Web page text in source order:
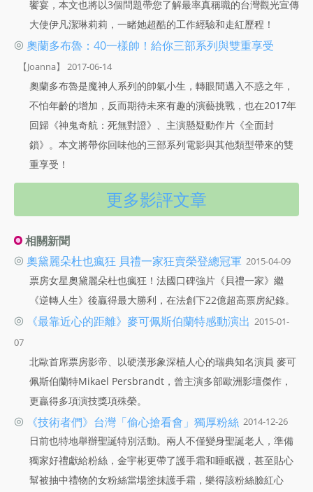
饗宴，本文也將以3個問題帶您了解最率真稱職的台灣觀光宣傳
大使伊凡潔琳莉莉，一睹她超酷的工作經驗和走紅歷程！
◎ 奧蘭多布魯：40一樣帥！給你三部系列與雙重享受
【Joanna】 2017-06-14
奧蘭多布魯是魔神人系列的帥氣小生，轉眼間邁入不惑之年，
不怕年齡的增加，反而期待未來有趣的演藝挑戰，也在2017年
回歸《神鬼奇航：死無對證》、主演懸疑動作片《全面封
鎖》。本文將帶你回味他的三部系列電影與其他類型帶來的雙
重享受！
更多影評文章
相關新聞
◎ 奧黛麗朵杜也瘋狂 貝禮一家狂賣榮登總冠軍 2015-04-09
票房女星奧黛麗朵杜也瘋狂！法國口碑強片《貝禮一家》繼
《逆轉人生》後贏得最大勝利，在法創下22億超高票房紀錄。
◎ 《最靠近心的距離》麥可佩斯伯蘭特感動演出 2015-01-
07
北歐首席票房影帝、以硬漢形象深植人心的瑞典知名演員 麥可
佩斯伯蘭特Mikael Persbrandt，曾主演多部歐洲影壇傑作，
更贏得多項演技獎項殊榮。
◎ 《技術者們》台灣「偷心搶看會」獨厚粉絲 2014-12-26
日前也特地舉辦聖誕特別活動。兩人不僅變身聖誕老人，準備
獨家好禮獻給粉絲，金宇彬更帶了護手霜和睡眠襪，甚至貼心
幫被抽中禮物的女粉絲當場塗抹護手霜，樂得該粉絲臉紅心